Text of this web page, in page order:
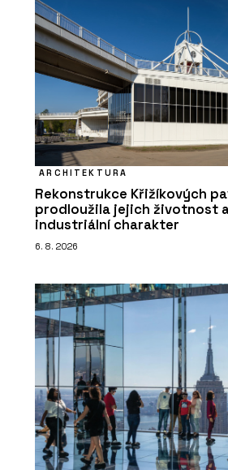
ARCHITEKTURA
Rekonstrukce Křižíkových
prodloužila jejich životnost
industriální charakter
6. 8. 2026